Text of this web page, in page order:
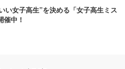
い女子高生”を決める「女子高生ミス
催中！